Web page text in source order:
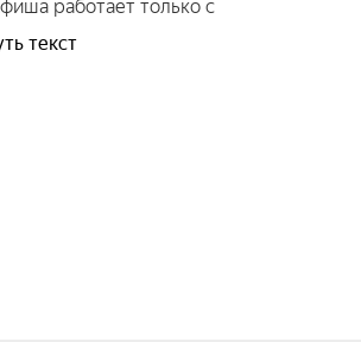
работает только c
партнерами и
проверенную
текст